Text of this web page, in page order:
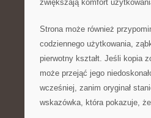
zwiększają komfort
Strona może również
codziennego użytkowania,
pierwotny kształt. Jeśli kopia
może przejąć jego
wcześniej, zanim oryginał
wskazówka, która pokazuje,